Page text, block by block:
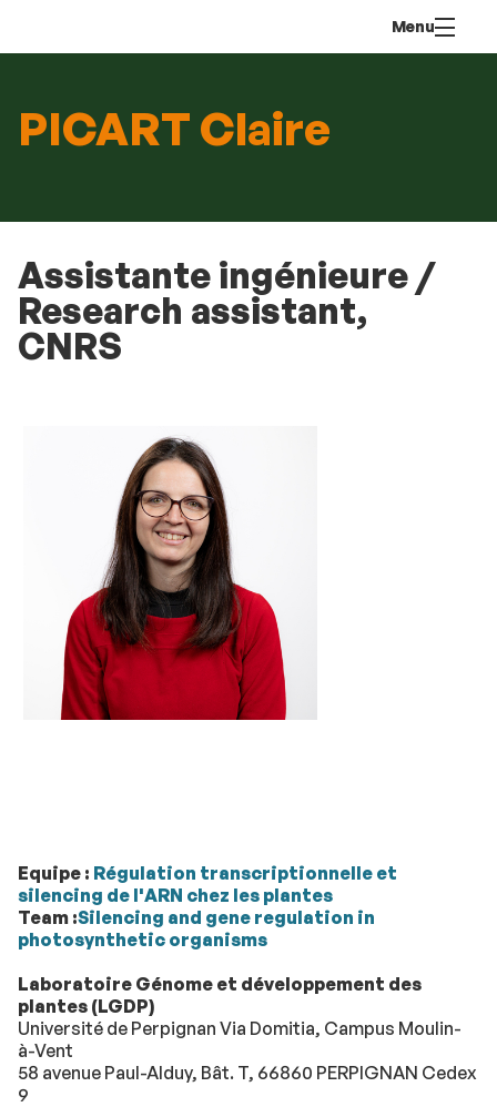
contenu
Menu
PICART Claire
Assistante ingénieure /
Research assistant,
CNRS
Equipe : Régulation transcriptionnelle et
silencing de l'ARN chez les plantes
Team :Silencing and gene regulation in
photosynthetic organisms
Laboratoire Génome et développement des
plantes (LGDP)
Université de Perpignan Via Domitia, Campus Moulin-
à-Vent
58 avenue Paul-Alduy, Bât. T, 66860 PERPIGNAN Cedex
9